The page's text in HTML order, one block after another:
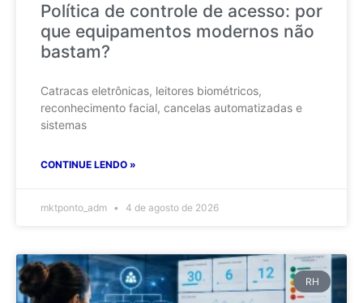
Política de controle de acesso: por
que equipamentos modernos não
bastam?
Catracas eletrônicas, leitores biométricos,
reconhecimento facial, cancelas automatizadas e
sistemas
CONTINUE LENDO »
mktponto_adm 4 de agosto de 2026
RH